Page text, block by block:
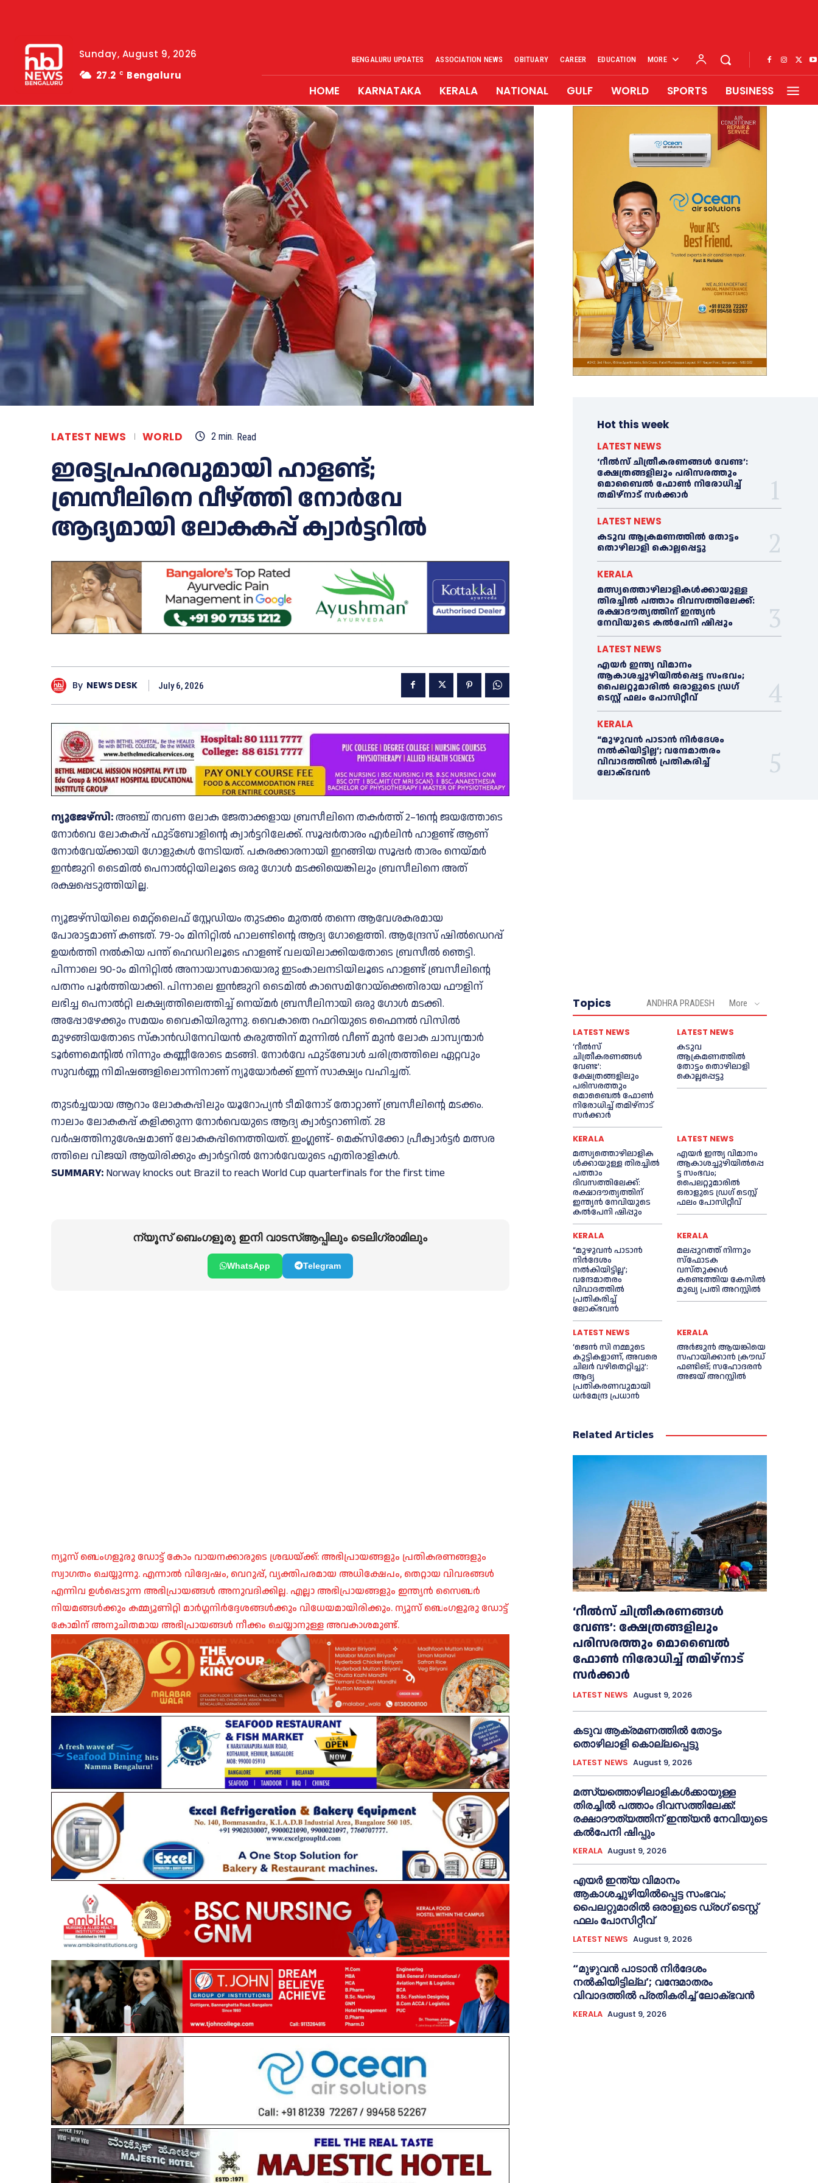
Sunday, August 9, 2026
27.2 C Bengaluru
BENGALURU UPDATES ASSOCIATION NEWS OBITUARY CAREER EDUCATION MORE
HOME KARNATAKA KERALA NATIONAL GULF WORLD SPORTS BUSINESS
LATEST NEWS WORLD 2 min. Read
ഇരട്ടപ്രഹരവുമായി ഹാ​ള​ണ്ട്;
ബ്രസീലിനെ വീഴ്ത്തി നോർവേ
ആദ്യമായി ലോകകപ്പ് ക്വാർട്ടറിൽ
By NEWS DESK July 6, 2026
ന്യൂജേഴ്‌സി:അഞ്ച്‌ തവണ ലോക ജേതാക്കളായ ബ്രസീലിനെ തകര്‍ത്ത് 2–1ന്റെ ജയത്തോടെ
നോർവെ ലോകകപ്പ്‌ ഫുട്ബോളിന്റെ ക്വാർട്ടറിലേക്ക്‌. സൂ​പ്പ​ർ​താ​രം എ​ർ​ലി​ൻ‌ ഹാ​ള​ണ്ട് ആ​ണ്
നോ​ർ​വേ​യ്ക്കാ​യി ഗോ​ളു​ക​ൾ നേ​ടി​യ​ത്. പകരക്കാരനായി ഇറങ്ങിയ സൂപ്പർ താരം നെയ്മർ
ഇൻജുറി ടൈമിൽ പെനാൽറ്റിയിലൂടെ ഒരു ഗോൾ മടക്കിയെങ്കിലും ബ്രസീലിനെ അത്
രക്ഷപ്പെടുത്തിയില്ല.
ന്യൂജഴ്‌സിയിലെ മെറ്റ്‌ലൈഫ് സ്റ്റേഡിയം തുടക്കം മുതൽ തന്നെ ആവേശകരമായ
പോരാട്ടമാണ് കണ്ടത്. 79-ാം മിനിറ്റിൽ ഹാലണ്ടിന്റെ ആദ്യ ഗോളെത്തി. ആന്ദ്രേസ് ഷിൽഡെറപ്പ്
ഉയർത്തി നൽകിയ പന്ത് ഹെഡറിലൂടെ ഹാളണ്ട് വലയിലാക്കിയതോടെ ബ്രസീൽ ഞെട്ടി.
പിന്നാലെ 90-ാം മിനിറ്റിൽ അനായാസമായൊരു ഇടംകാലനടിയിലൂടെ ഹാളണ്ട് ബ്രസീലിന്റെ
പതനം പൂർത്തിയാക്കി. പിന്നാലെ ഇൻജുറി ടൈമിൽ കാസെമിറോയ്‌ക്കെതിരായ ഫൗളിന്
ലഭിച്ച പെനാൽറ്റി ലക്ഷ്യത്തിലെത്തിച്ച് നെയ്മർ ബ്രസീലിനായി ഒരു ഗോൾ മടക്കി.
അപ്പോഴേക്കും സമയം വൈകിയിരുന്നു. വൈകാതെ റഫറിയുടെ ഫൈനൽ വിസിൽ
മുഴങ്ങിയതോടെ സ്കാൻഡിനേവിയൻ കരുത്തിന് മുന്നിൽ വീണ് മുൻ ലോക ചാമ്പ്യന്മാർ
ടൂർണമെന്റിൽ നിന്നും കണ്ണീരോടെ മടങ്ങി. നോർവേ ഫുട്ബോൾ ചരിത്രത്തിലെ ഏറ്റവും
സുവർണ്ണ നിമിഷങ്ങളിലൊന്നിനാണ് ന്യൂയോർക്ക് ഇന്ന് സാക്ഷ്യം വഹിച്ചത്.
തുടർച്ചയായ ആറാം ലോകകപ്പിലും യൂറോപ്യൻ ടീമിനോട്‌ തോറ്റാണ്‌ ബ്രസീലിന്റെ മടക്കം.
നാലാം ലോകകപ്പ്‌ കളിക്കുന്ന നോർവെയുടെ ആദ്യ ക്വാർട്ടറാണിത്‌. 28
വർഷത്തിനുശേഷമാണ്‌ ലോകകപ്പിനെത്തിയത്‌. ഇം​ഗ്ല​ണ്ട്- മെ​ക്സി​ക്കോ പ്രീ​ക്വാ​ർ​ട്ട​ർ മ​ത്സ‌​ര​
ത്തി​ലെ വി​ജ​യി ആ​യി​രി​ക്കും ക്വാ​ർ​ട്ട​റി​ൽ നോ​ർ​വേ​യു​ടെ എ​തി​രാ​ളി​ക​ൾ.
SUMMARY: Norway knocks out Brazil to reach World Cup quarterfinals for the first time
ന്യൂസ് ബെംഗളൂരു ഇനി വാടസ്ആപ്പിലും ടെലിഗ്രാമിലും
WhatsApp Telegram
ന്യൂസ് ബെംഗളൂരു ഡോട്ട് കോം വായനക്കാരുടെ ശ്രദ്ധയ്ക്ക്: അഭിപ്രായങ്ങളും പ്രതികരണങ്ങളും
സ്വാഗതം ചെയ്യുന്നു. എന്നാൽ വിദ്വേഷം, വെറുപ്പ്, വ്യക്തിപരമായ അധിക്ഷേപം, തെറ്റായ വിവരങ്ങൾ
എന്നിവ ഉൾപ്പെടുന്ന അഭിപ്രായങ്ങൾ അനുവദിക്കില്ല. എല്ലാ അഭിപ്രായങ്ങളും ഇന്ത്യൻ സൈബർ
നിയമങ്ങൾക്കും കമ്മ്യൂണിറ്റി മാർഗ്ഗനിർദ്ദേശങ്ങൾക്കും വിധേയമായിരിക്കും. ന്യൂസ് ബെംഗളൂരു ഡോട്ട്
കോമിന് അനുചിതമായ അഭിപ്രായങ്ങൾ നീക്കം ചെയ്യാനുള്ള അവകാശമുണ്ട്.
Hot this week
LATEST NEWS
‘റീല്‍സ് ചിത്രീകരണങ്ങള്‍ വേണ്ട’:
ക്ഷേത്രങ്ങളിലും പരിസരത്തും
മൊബൈല്‍ ഫോണ്‍ നിരോധിച്ച്‌
തമിഴ്നാട് സര്‍ക്കാര്‍
LATEST NEWS
കടുവ ആക്രമണത്തില്‍ തോട്ടം
തൊഴിലാളി കൊല്ലപ്പെട്ടു
KERALA
മത്സ്യത്തൊഴിലാളികള്‍ക്കായുള്ള
തിരച്ചില്‍ പത്താം ദിവസത്തിലേക്ക്:
രക്ഷാദൗത്യത്തിന് ഇന്ത്യൻ
നേവിയുടെ കല്‍പേനി ഷിപ്പും
LATEST NEWS
എയര്‍ ഇന്ത്യ വിമാനം
ആകാശച്ചുഴിയില്‍പ്പെട്ട സംഭവം;
പൈലറ്റുമാരില്‍ ഒരാളുടെ ഡ്രഗ്
ടെസ്റ്റ് ഫലം പോസിറ്റീവ്
KERALA
“മുഴുവൻ പാടാൻ നിര്‍ദേശം
നല്‍കിയിട്ടില്ല’; വന്ദേമാതരം
വിവാദത്തില്‍ പ്രതികരിച്ച്‌
ലോക്ഭവൻ
Topics ANDHRA PRADESH More
LATEST NEWS
‘റീല്‍സ്
ചിത്രീകരണങ്ങള്‍
വേണ്ട’:
ക്ഷേത്രങ്ങളിലും
പരിസരത്തും
മൊബൈല്‍ ഫോണ്‍
നിരോധിച്ച്‌ തമിഴ്നാട്
സര്‍ക്കാര്‍
LATEST NEWS
കടുവ
ആക്രമണത്തില്‍
തോട്ടം തൊഴിലാളി
കൊല്ലപ്പെട്ടു
KERALA
മത്സ്യത്തൊഴിലാളിക
ള്‍ക്കായുള്ള തിരച്ചില്‍
പത്താം
ദിവസത്തിലേക്ക്:
രക്ഷാദൗത്യത്തിന്
ഇന്ത്യൻ നേവിയുടെ
കല്‍പേനി ഷിപ്പും
LATEST NEWS
എയര്‍ ഇന്ത്യ വിമാനം
ആകാശച്ചുഴിയില്‍പ്പെ
ട്ട സംഭവം;
പൈലറ്റുമാരില്‍
ഒരാളുടെ ഡ്രഗ് ടെസ്റ്റ്
ഫലം പോസിറ്റീവ്
KERALA
“മുഴുവൻ പാടാൻ
നിര്‍ദേശം
നല്‍കിയിട്ടില്ല’;
വന്ദേമാതരം
വിവാദത്തില്‍
പ്രതികരിച്ച്‌
ലോക്ഭവൻ
KERALA
മലപ്പുറത്ത് നിന്നും
സ്ഫോടക
വസ്തുക്കള്‍
കണ്ടെത്തിയ കേസില്‍
മുഖ‍്യ പ്രതി അറസ്റ്റില്‍
LATEST NEWS
‘ജെൻ സി നമ്മുടെ
കുട്ടികളാണ്, അവരെ
ചിലര്‍ വഴിതെറ്റിച്ചു’:
ആദ്യ
പ്രതികരണവുമായി
ധര്‍മേന്ദ്ര പ്രധാൻ
KERALA
അര്‍ജുന്‍ ആയങ്കിയെ
സഹായിക്കാൻ ക്രൗഡ്
ഫണ്ടിങ്; സഹോദരന്‍
അജയ് അറസ്റ്റില്‍
Related Articles
‘റീല്‍സ് ചിത്രീകരണങ്ങള്‍
വേണ്ട’: ക്ഷേത്രങ്ങളിലും
പരിസരത്തും മൊബൈല്‍
ഫോണ്‍ നിരോധിച്ച്‌ തമിഴ്നാട്
സര്‍ക്കാര്‍
LATEST NEWS August 9, 2026
കടുവ ആക്രമണത്തില്‍ തോട്ടം
തൊഴിലാളി കൊല്ലപ്പെട്ടു
LATEST NEWS August 9, 2026
മത്സ്യത്തൊഴിലാളികള്‍ക്കായുള്ള
തിരച്ചില്‍ പത്താം ദിവസത്തിലേക്ക്:
രക്ഷാദൗത്യത്തിന് ഇന്ത്യൻ നേവിയുടെ
കല്‍പേനി ഷിപ്പും
KERALA August 9, 2026
എയര്‍ ഇന്ത്യ വിമാനം
ആകാശച്ചുഴിയില്‍പ്പെട്ട സംഭവം;
പൈലറ്റുമാരില്‍ ഒരാളുടെ ഡ്രഗ് ടെസ്റ്റ്
ഫലം പോസിറ്റീവ്
LATEST NEWS August 9, 2026
“മുഴുവൻ പാടാൻ നിര്‍ദേശം
നല്‍കിയിട്ടില്ല’; വന്ദേമാതരം
വിവാദത്തില്‍ പ്രതികരിച്ച്‌ ലോക്ഭവൻ
KERALA August 9, 2026